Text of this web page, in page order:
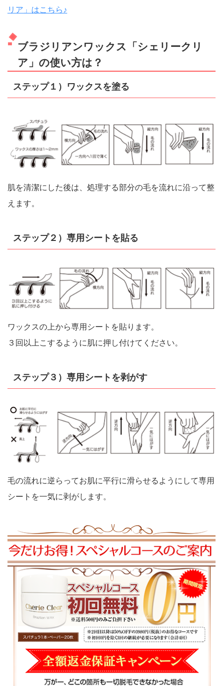
リア」はこちら♪
ブラジリアンワックス「シェリークリ
ア」の使い方は？
ステップ１）ワックスを塗る
肌を清潔にした後は、処理する部分の毛を流れに沿って整
えます。
ステップ２）専用シートを貼る
ワックスの上から専用シートを貼ります。
３回以上こするように肌に押し付けてください。
ステップ３）専用シートを剥がす
毛の流れに逆らってお肌に平行に滑らせるようにして専用
シートを一気に剥がします。